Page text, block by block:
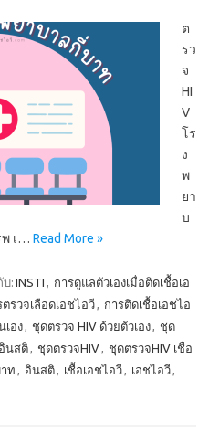
ต
รว
จ
HI
V
โร
ง
พ
ยา
บ
พ เ… Read More »
บ: INSTI , การดูแลตัวเองเมื่อติดเชื้อเอ
ตรวจเลือดเอชไอวี, การติดเชื้อเอชไอ
เอง, ชุดตรวจ HIV ด้วยตัวเอง, ชุด
นสติ, ชุดตรวจHIV, ชุดตรวจHIV เชื่อ
ท , อินสติ, เชื้อเอชไอวี, เอชไอวี,